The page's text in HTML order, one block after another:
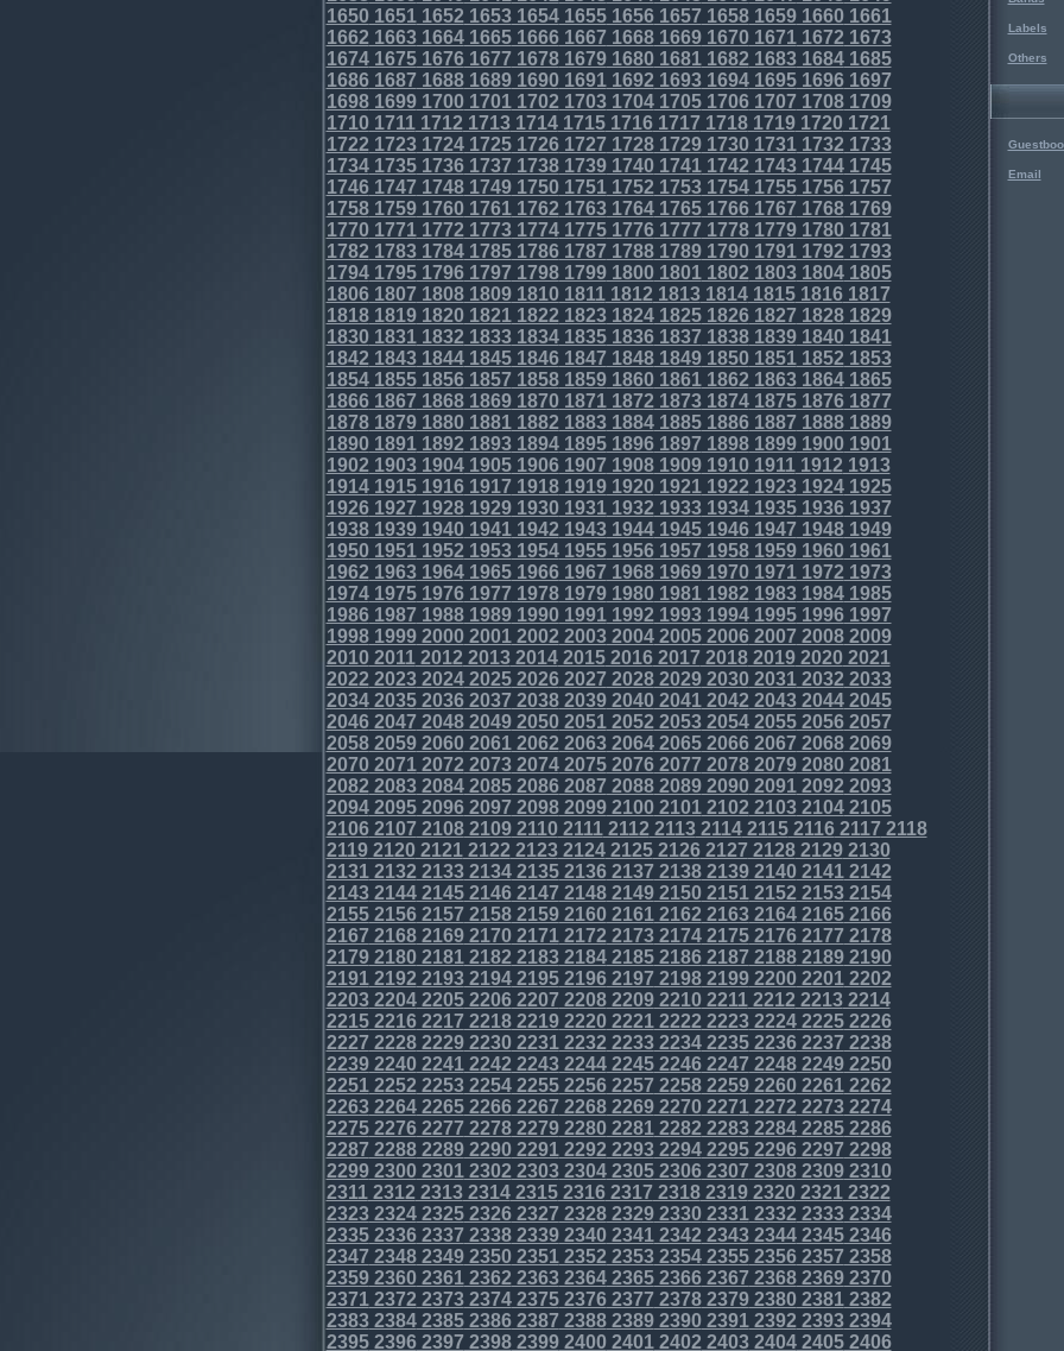
165016511652 16531654165516561657 1658165916601661
1662 16631664166516661667 16681669167016711672 1673
1674167516761677 16781679168016811682 168316841685
16861687 16881689169016911692 16931694169516961697
16981699170017011702 17031704170517061707 17081709
171017111712 17131714171517161717 1718171917201721
1722 17231724172517261727 17281729173017311732 1733
1734173517361737 17381739174017411742 174317441745
17461747 17481749175017511752 17531754175517561757
17581759176017611762 17631764176517661767 17681769
177017711772 17731774177517761777 1778177917801781
1782 17831784178517861787 17881789179017911792 1793
1794179517961797 17981799180018011802 180318041805
18061807 18081809181018111812 18131814181518161817
18181819182018211822 18231824182518261827 18281829
183018311832 18331834183518361837 1838183918401841
1842 18431844184518461847 18481849185018511852 1853
1854185518561857 18581859186018611862 186318641865
18661867 18681869187018711872 18731874187518761877
18781879188018811882 18831884188518861887 18881889
189018911892 18931894189518961897 1898189919001901
1902 19031904190519061907 19081909191019111912 1913
1914191519161917 19181919192019211922 192319241925
19261927 19281929193019311932 19331934193519361937
19381939194019411942 19431944194519461947 19481949
195019511952 19531954195519561957 1958195919601961
1962 19631964196519661967 19681969197019711972 1973
1974197519761977 19781979198019811982 198319841985
19861987 19881989199019911992 19931994199519961997
19981999200020012002 20032004200520062007 20082009
201020112012 20132014201520162017 2018201920202021
2022 20232024202520262027 20282029203020312032 2033
2034203520362037 20382039204020412042 204320442045
20462047 20482049205020512052 20532054205520562057
20582059206020612062 20632064206520662067 20682069
207020712072 20732074207520762077 2078207920802081
2082 20832084208520862087 20882089209020912092 2093
2094209520962097 20982099210021012102 210321042105
21062107 21082109211021112112 21132114211521162117 2118
2119212021212122 21232124212521262127 212821292130
21312132 21332134213521362137 21382139214021412142
21432144214521462147 21482149215021512152 21532154
215521562157 21582159216021612162 2163216421652166
2167 21682169217021712172 21732174217521762177 2178
2179218021812182 21832184218521862187 218821892190
21912192 21932194219521962197 21982199220022012202
22032204220522062207 22082209221022112212 22132214
221522162217 22182219222022212222 2223222422252226
2227 22282229223022312232 22332234223522362237 2238
2239224022412242 22432244224522462247 224822492250
22512252 22532254225522562257 22582259226022612262
22632264226522662267 22682269227022712272 22732274
227522762277 22782279228022812282 2283228422852286
2287 22882289229022912292 22932294229522962297 2298
2299230023012302 23032304230523062307 230823092310
23112312 23132314231523162317 23182319232023212322
23232324232523262327 23282329233023312332 23332334
233523362337 23382339234023412342 2343234423452346
2347 23482349235023512352 23532354235523562357 2358
2359236023612362 23632364236523662367 236823692370
23712372 23732374237523762377 23782379238023812382
23832384238523862387 23882389239023912392 23932394
239523962397 23982399240024012402 2403240424052406
Labels
Others
Email